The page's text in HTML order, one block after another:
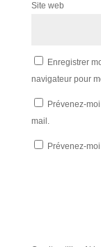
Site web
Enregistrer
navigateur pour
Prévenez-
mail.
Prévenez-